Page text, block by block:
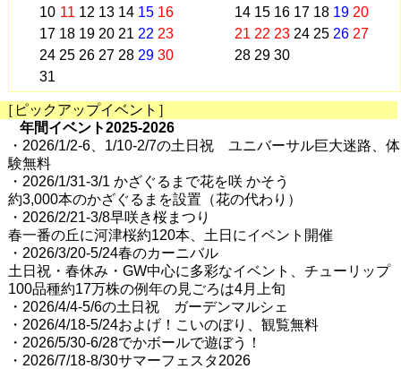
10 11 12 13 14 15 16
17 18 19 20 21 22 23
24 25 26 27 28 29 30
31
14 15 16 17 18 19 20
21 22 23 24 25 26 27
28 29 30
［ピックアップイベント］
年間イベント2025-2026
・2026/1/2-6、1/10-2/7の土日祝 ユニバーサル巨大迷路、体
験無料
・2026/1/31-3/1 かざぐるまで花を咲 かそう
約3,000本のかざぐるまを設置（花の代わり）
・2026/2/21-3/8早咲き桜まつり
春一番の丘に河津桜約120本、土日にイベント開催
・2026/3/20-5/24春のカーニバル
土日祝・春休み・GW中心に多彩なイベント、チューリップ
100品種約17万株の例年の見ごろは4月上旬
・2026/4/4-5/6の土日祝 ガーデンマルシェ
・2026/4/18-5/24およげ！こいのぼり、観覧無料
・2026/5/30-6/28でかボールで遊ぼう！
・2026/7/18-8/30サマーフェスタ2026